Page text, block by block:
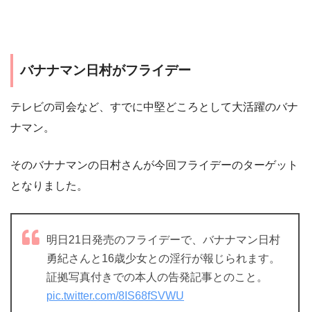
バナナマン日村がフライデー
テレビの司会など、すでに中堅どころとして大活躍のバナ
ナマン。
そのバナナマンの日村さんが今回フライデーのターゲット
となりました。
明日21日発売のフライデーで、バナナマン日村
勇紀さんと16歳少女との淫行が報じられます。
証拠写真付きでの本人の告発記事とのこと。
pic.twitter.com/8IS68fSVWU